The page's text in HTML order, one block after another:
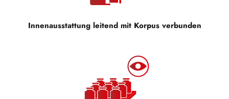
Innenausstattung leitend mit Korpus verbunden